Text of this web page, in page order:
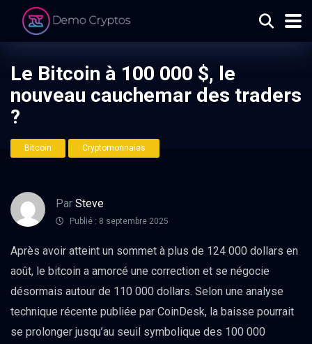
Le Bitcoin à 100 000 $, le
nouveau cauchemar des traders
?
Bitcoin Cryptomonnaies
Par Steve
Publié : 8 septembre 2025
Après avoir atteint un sommet à plus de 124 000 dollars en
août, le bitcoin a amorcé une correction et se négocie
désormais autour de 110 000 dollars. Selon une analyse
technique récente publiée par CoinDesk, la baisse pourrait
se prolonger jusqu’au seuil symbolique des 100 000